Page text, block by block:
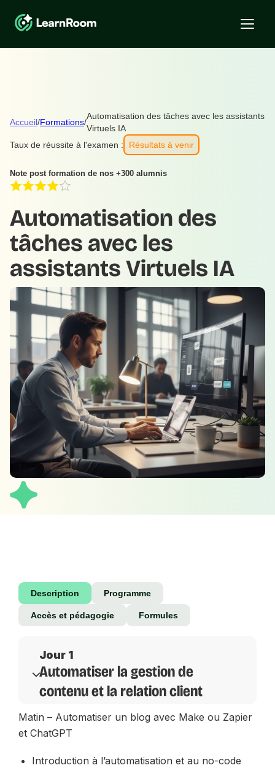
Accueil/Formations/
Automatisation des tâches avec les assistants
Virtuels IA
Taux de réussite à l'examen :
Résultats à venir
Note post formation de nos +300 alumnis
Automatisation des
tâches avec les
assistants Virtuels IA
Description Programme
Accès et pédagogie Formules
Jour 1
Automatiser la gestion de
contenu et la relation client
Matin – Automatiser un blog avec Make ou Zapier
et ChatGPT
Introduction à l’automatisation et au no-code